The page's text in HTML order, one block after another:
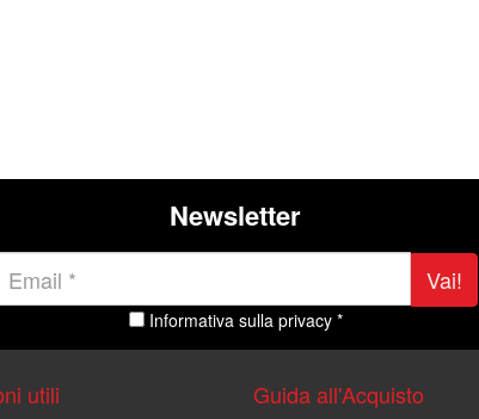
Newsletter
Vai!
Informativa sulla privacy *
utili Guida all'Acquisto